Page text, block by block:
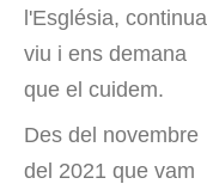
l'Església, continua
viu i ens demana
que el cuidem.
Des del novembre
del 2021 que vam